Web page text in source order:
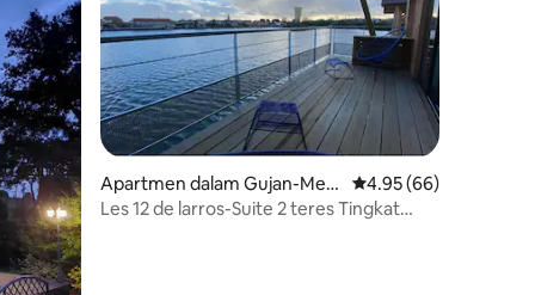
Apartmen dalam Gujan-Mest
ras
Penarafan purata
4.95 (66)
Les 12 de larros-Suite 2 teres Tingkat